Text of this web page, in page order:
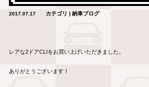
2017.07.17 カテゴリ | 納車ブログ
レアな2ドアCLIをお買い上げいただきました。
ありがとうございます！